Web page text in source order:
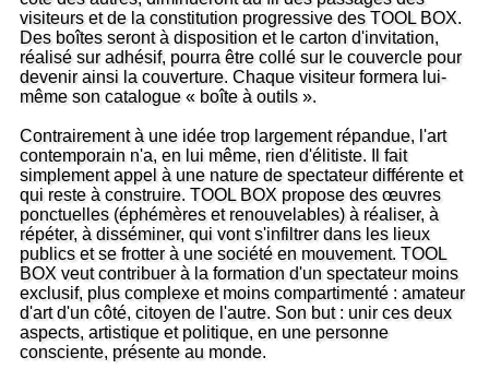
visiteurs et de la constitution progressive des TOOL BOX.
Des boîtes seront à disposition et le carton d'invitation,
réalisé sur adhésif, pourra être collé sur le couvercle pour
devenir ainsi la couverture. Chaque visiteur formera lui-
même son catalogue « boîte à outils ».
Contrairement à une idée trop largement répandue, l'art
contemporain n'a, en lui même, rien d'élitiste. Il fait
simplement appel à une nature de spectateur différente et
qui reste à construire. TOOL BOX propose des œuvres
ponctuelles (éphémères et renouvelables) à réaliser, à
répéter, à disséminer, qui vont s'infiltrer dans les lieux
publics et se frotter à une société en mouvement. TOOL
BOX veut contribuer à la formation d'un spectateur moins
exclusif, plus complexe et moins compartimenté : amateur
d'art d'un côté, citoyen de l'autre. Son but : unir ces deux
aspects, artistique et politique, en une personne
consciente, présente au monde.